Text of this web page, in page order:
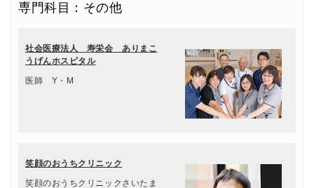
専門科目：その他
社会医療法人 寿栄会 ありまこ
うげんホスピタル
医師 Y・M
笑顔のおうちクリニック
笑顔のおうちクリニックさいたま